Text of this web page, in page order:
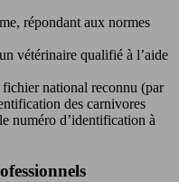
répondant aux normes
vétérinaire qualifié à l’aide
national reconnu (par
des carnivores
numéro d’identification à